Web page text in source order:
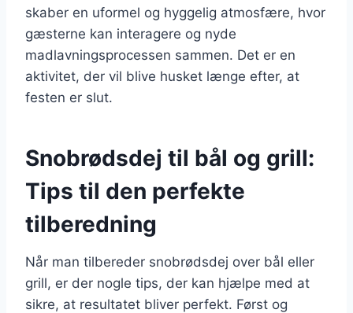
skaber en uformel og hyggelig atmosfære, hvor
gæsterne kan interagere og nyde
madlavningsprocessen sammen. Det er en
aktivitet, der vil blive husket længe efter, at
festen er slut.
Snobrødsdej til bål og grill:
Tips til den perfekte
tilberedning
Når man tilbereder snobrødsdej over bål eller
grill, er der nogle tips, der kan hjælpe med at
sikre, at resultatet bliver perfekt. Først og